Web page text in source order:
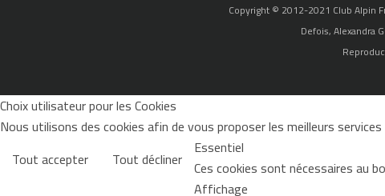
Copyright © 2012-2021 Club Alpin
Defois, Alexandra
Choix utilisateur pour les Cookies
Nous utilisons des cookies afin de vous proposer les meilleurs
Tout accepter
Tout décliner Essentiel
Ces cookies sont nécessaires au
Affichage